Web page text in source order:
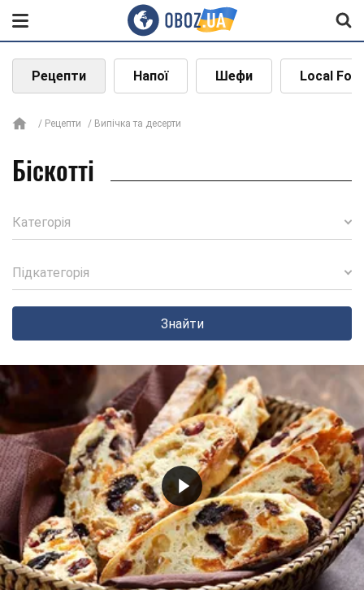
Рецепти Напої Шефи Local
Рецепти Випічка та десерти
Біскотті
Категорія
Підкатегорія
Знайти